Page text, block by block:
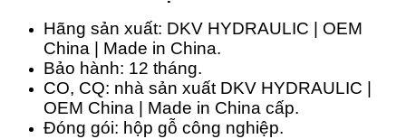
Hãng sản xuất: DKV HYDRAULIC | OEM
China | Made in China.
Bảo hành: 12 tháng.
CO, CQ: nhà sản xuất DKV HYDRAULIC |
OEM China | Made in China cấp.
Đóng gói: hộp gỗ công nghiệp.